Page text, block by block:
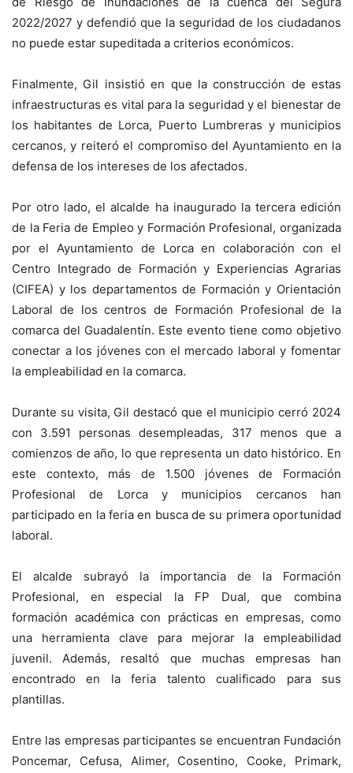
2022/2027 y defendió que la seguridad de los ciudadanos
no puede estar supeditada a criterios económicos.
Finalmente, Gil insistió en que la construcción de estas
infraestructuras es vital para la seguridad y el bienestar de
los habitantes de Lorca, Puerto Lumbreras y municipios
cercanos, y reiteró el compromiso del Ayuntamiento en la
defensa de los intereses de los afectados.
Por otro lado, el alcalde ha inaugurado la tercera edición
de la Feria de Empleo y Formación Profesional, organizada
por el Ayuntamiento de Lorca en colaboración con el
Centro Integrado de Formación y Experiencias Agrarias
(CIFEA) y los departamentos de Formación y Orientación
Laboral de los centros de Formación Profesional de la
comarca del Guadalentín. Este evento tiene como objetivo
conectar a los jóvenes con el mercado laboral y fomentar
la empleabilidad en la comarca.
Durante su visita, Gil destacó que el municipio cerró 2024
con 3.591 personas desempleadas, 317 menos que a
comienzos de año, lo que representa un dato histórico. En
este contexto, más de 1.500 jóvenes de Formación
Profesional de Lorca y municipios cercanos han
participado en la feria en busca de su primera oportunidad
laboral.
El alcalde subrayó la importancia de la Formación
Profesional, en especial la FP Dual, que combina
formación académica con prácticas en empresas, como
una herramienta clave para mejorar la empleabilidad
juvenil. Además, resaltó que muchas empresas han
encontrado en la feria talento cualificado para sus
plantillas.
Entre las empresas participantes se encuentran Fundación
Poncemar, Cefusa, Alimer, Cosentino, Cooke, Primark,